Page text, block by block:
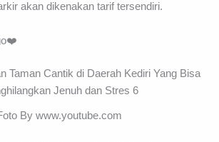
akan dikenakan tarif tersendiri.
By www.youtube.com